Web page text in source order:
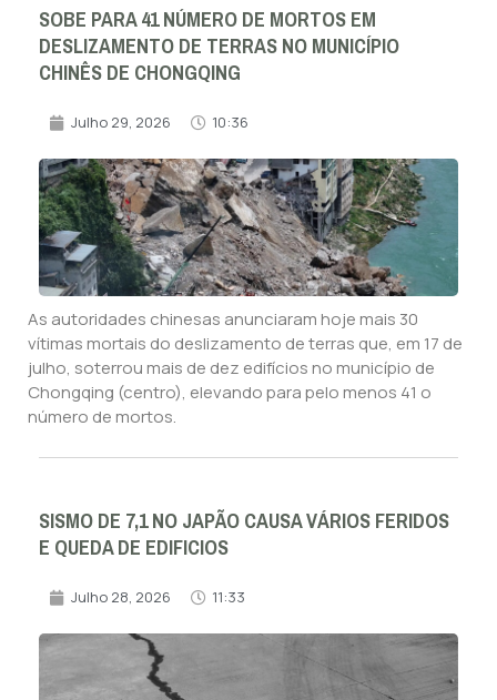
SOBE PARA 41 NÚMERO DE MORTOS EM
DESLIZAMENTO DE TERRAS NO MUNICÍPIO
CHINÊS DE CHONGQING
Julho 29, 2026 10:36
As autoridades chinesas anunciaram hoje mais 30
vítimas mortais do deslizamento de terras que, em 17 de
julho, soterrou mais de dez edifícios no município de
Chongqing (centro), elevando para pelo menos 41 o
número de mortos.
SISMO DE 7,1 NO JAPÃO CAUSA VÁRIOS FERIDOS
E QUEDA DE EDIFICIOS
Julho 28, 2026 11:33